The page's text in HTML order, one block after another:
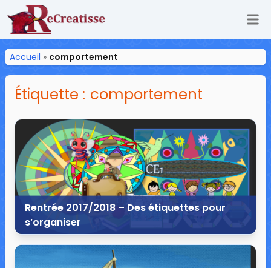
ReCreatisse
Accueil » comportement
Étiquette : comportement
Rentrée 2017/2018 – Des étiquettes pour
s’organiser
16 août 2017
7 commentaires
42 906 vues